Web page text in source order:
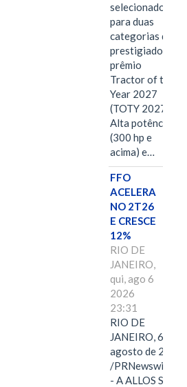
selecionado
para duas
categorias do
prestigiado
prêmio
Tractor of the
Year 2027
(TOTY 2027:
Alta potência
(300 hp e
acima) e…
FFO
ACELERA
NO 2T26
E CRESCE
12%
RIO DE
JANEIRO,
qui, ago 6
2026
23:31
RIO DE
JANEIRO, 6 de
agosto de 2026
/PRNewswire/ -
- A ALLOS S.A.